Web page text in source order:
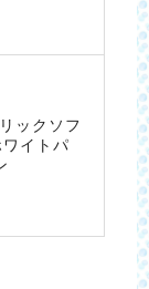
ックソフ
イトパ